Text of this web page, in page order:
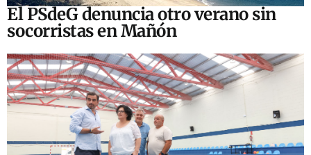
El PSdeG denuncia otro verano sin
socorristas en Mañón